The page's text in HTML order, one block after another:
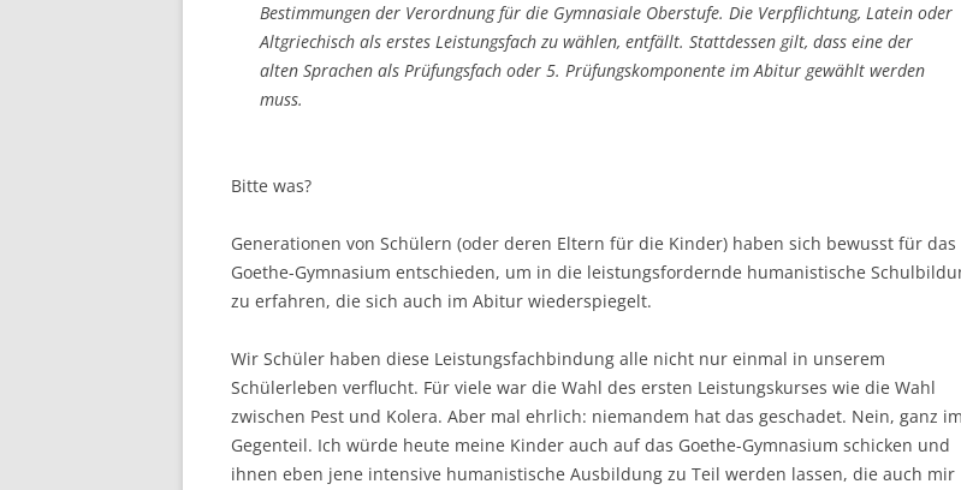
Bestimmungen der Verordnung für die Gymnasiale Oberstufe. Die Verpflichtung, Latein oder
Altgriechisch als erstes Leistungsfach zu wählen, entfällt. Stattdessen gilt, dass eine der
alten Sprachen als Prüfungsfach oder 5. Prüfungskomponente im Abitur gewählt werden
muss.
Bitte was?
Generationen von Schülern (oder deren Eltern für die Kinder) haben sich bewusst für das
Goethe-Gymnasium entschieden, um in die leistungsfordernde humanistische
zu erfahren, die sich auch im Abitur wiederspiegelt.
Wir Schüler haben diese Leistungsfachbindung alle nicht nur einmal in unserem
Schülerleben verflucht. Für viele war die Wahl des ersten Leistungskurses wie die Wahl
zwischen Pest und Kolera. Aber mal ehrlich: niemandem hat das geschadet. Nein, ganz im
Gegenteil. Ich würde heute meine Kinder auch auf das Goethe-Gymnasium schicken und
ihnen eben jene intensive humanistische Ausbildung zu Teil werden lassen, die auch mir